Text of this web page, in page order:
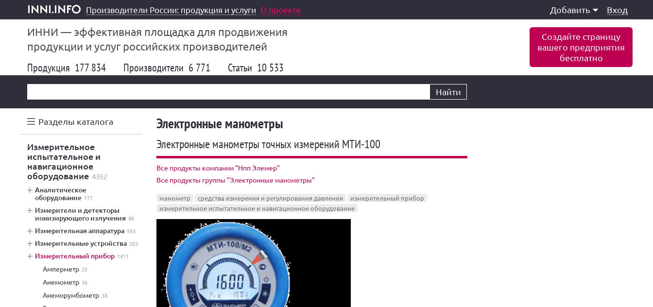
inni.info
Производители России: продукция и услуги О проекте Добавить Вход
ИННИ — эффективная площадка для продвижения
продукции и услуг российских производителей
Создайте страницу
вашего предприятия
бесплатно
Продукция 177 834 Производители 6 771 Статьи 10 533
Найти
Разделы каталога
измерительное
испытательное и
навигационное
оборудование 4352
аналитическое
оборудование 177
измерители и детекторы
ионизирующего излучения 96
измерительная аппаратура 593
измерительные устройства 203
измерительный прибор 1411
амперметр 25
анемометр 36
анеморумбометр 38
Электронные манометры
Электронные манометры точных измерений МТИ-100
Все продукты компании "Нпп Элемер"
Все продукты группы "Электронные манометры"
манометр средства измерения и регулирования давления
измерительный прибор
измерительное испытательное и навигационное оборудование